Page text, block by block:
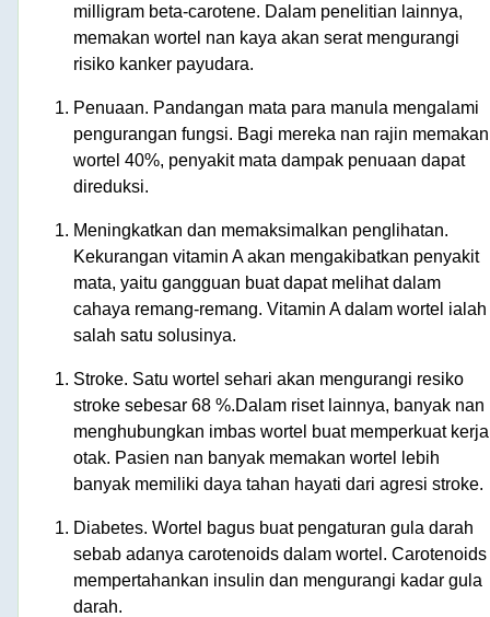
milligram beta-carotene. Dalam penelitian lainnya,
memakan wortel nan kaya akan serat mengurangi
risiko kanker payudara.
Penuaan. Pandangan mata para manula mengalami
pengurangan fungsi. Bagi mereka nan rajin memakan
wortel 40%, penyakit mata dampak penuaan dapat
direduksi.
Meningkatkan dan memaksimalkan penglihatan.
Kekurangan vitamin A akan mengakibatkan penyakit
mata, yaitu gangguan buat dapat melihat dalam
cahaya remang-remang. Vitamin A dalam wortel ialah
salah satu solusinya.
Stroke. Satu wortel sehari akan mengurangi resiko
stroke sebesar 68 %.Dalam riset lainnya, banyak nan
menghubungkan imbas wortel buat memperkuat kerja
otak. Pasien nan banyak memakan wortel lebih
banyak memiliki daya tahan hayati dari agresi stroke.
Diabetes. Wortel bagus buat pengaturan gula darah
sebab adanya carotenoids dalam wortel. Carotenoids
mempertahankan insulin dan mengurangi kadar gula
darah.